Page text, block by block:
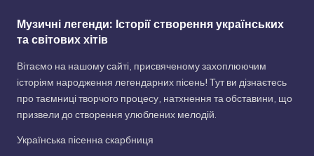
Музичні легенди: Історії створення українських
та світових хітів
Вітаємо на нашому сайті, присвяченому захоплюючим
історіям народження легендарних пісень! Тут ви дізнаєтесь
про таємниці творчого процесу, натхнення та обставини, що
призвели до створення улюблених мелодій.
Українська пісенна скарбниця